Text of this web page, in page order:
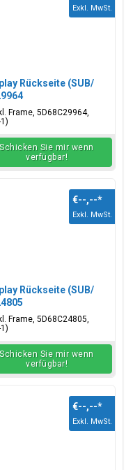
Rückseite (SUB/
Frame, 5D68C29964,
Exkl. MwSt.
Schicken Sie mir wenn
verfügbar!
Rückseite (SUB/
Frame, 5D68C24805,
€--,--*
Exkl. MwSt.
Schicken Sie mir wenn
verfügbar!
€--,--*
Exkl. MwSt.